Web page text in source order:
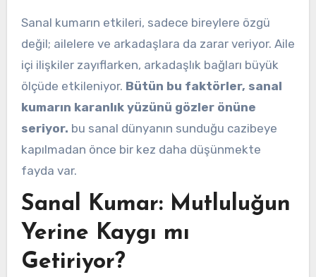
Sanal kumarın etkileri, sadece bireylere özgü
değil; ailelere ve arkadaşlara da zarar veriyor. Aile
içi ilişkiler zayıflarken, arkadaşlık bağları büyük
ölçüde etkileniyor. Bütün bu faktörler, sanal
kumarın karanlık yüzünü gözler önüne
seriyor. bu sanal dünyanın sunduğu cazibeye
kapılmadan önce bir kez daha düşünmekte
fayda var.
Sanal Kumar: Mutluluğun
Yerine Kaygı mı
Getiriyor?